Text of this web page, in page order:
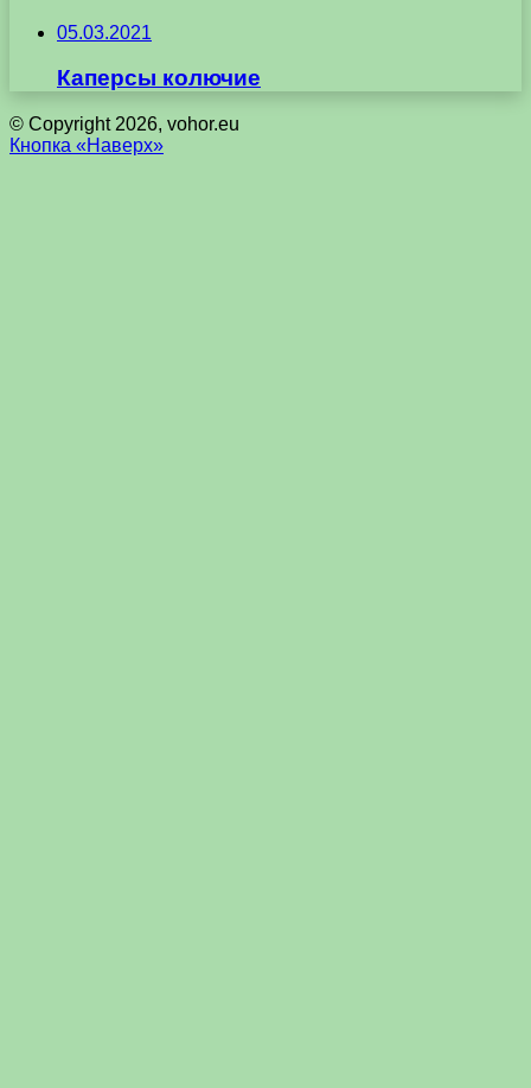
05.03.2021
Каперсы колючие
© Copyright 2026, vohor.eu
Кнопка «Наверх»